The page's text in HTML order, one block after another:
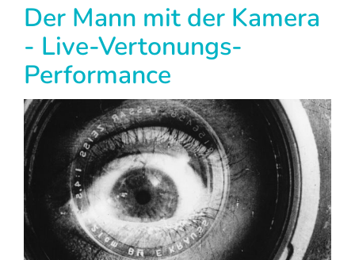
Der Mann mit der Kamera
- Live-Vertonungs-
Performance